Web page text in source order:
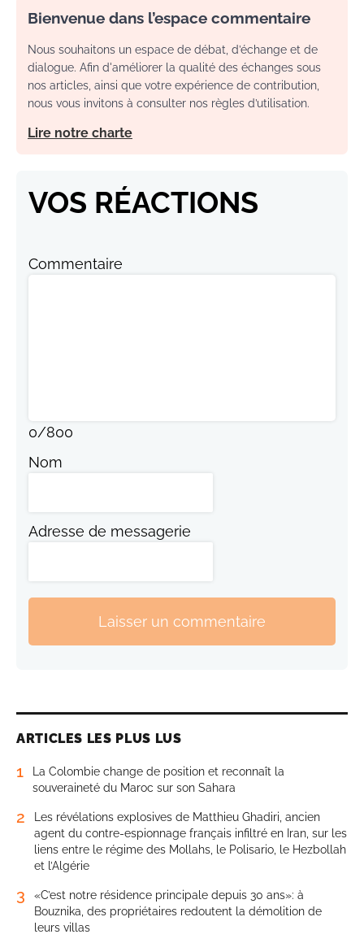
Bienvenue dans l’espace commentaire
Nous souhaitons un espace de débat, d’échange et de
dialogue. Afin d'améliorer la qualité des échanges sous
nos articles, ainsi que votre expérience de contribution,
nous vous invitons à consulter nos règles d’utilisation.
Lire notre charte
VOS RÉACTIONS
Commentaire
0/800
Nom
Adresse de messagerie
Laisser un commentaire
ARTICLES LES PLUS LUS
1
La Colombie change de position et reconnaît la
souveraineté du Maroc sur son Sahara
2
Les révélations explosives de Matthieu Ghadiri, ancien
agent du contre-espionnage français infiltré en Iran, sur les
liens entre le régime des Mollahs, le Polisario, le Hezbollah
et l’Algérie
3
«C’est notre résidence principale depuis 30 ans»: à
Bouznika, des propriétaires redoutent la démolition de
leurs villas